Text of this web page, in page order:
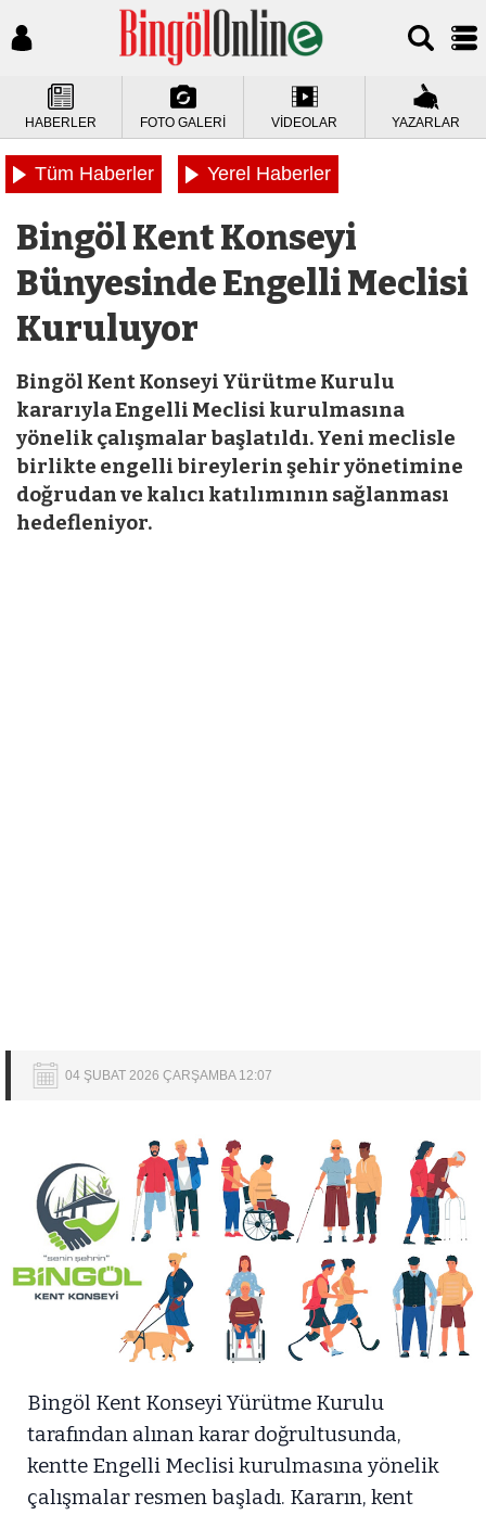
HABERLER FOTO GALERİ VİDEOLAR YAZARLAR
Tüm Haberler Yerel Haberler
Bingöl Kent Konseyi
Bünyesinde Engelli Meclisi
Kuruluyor
Bingöl Kent Konseyi Yürütme Kurulu
kararıyla Engelli Meclisi kurulmasına
yönelik çalışmalar başlatıldı. Yeni meclisle
birlikte engelli bireylerin şehir yönetimine
doğrudan ve kalıcı katılımının sağlanması
hedefleniyor.
04 ŞUBAT 2026 ÇARŞAMBA 12:07
Bingöl Kent Konseyi Yürütme Kurulu
tarafından alınan karar doğrultusunda,
kentte Engelli Meclisi kurulmasına yönelik
çalışmalar resmen başladı. Kararın, kent